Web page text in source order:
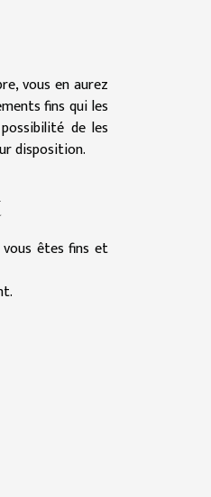
vous en aurez
fins qui les
de les
disposition.
vous êtes fins et